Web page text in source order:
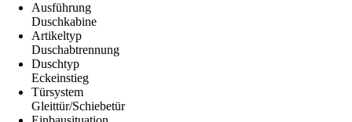
Ausführung
Duschkabine
Artikeltyp
Duschabtrennung
Duschtyp
Eckeinstieg
Türsystem
Gleittür/Schiebetür